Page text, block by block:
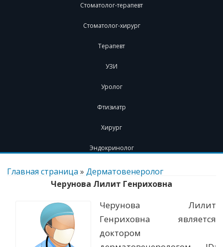
Стоматолог-терапевт
Стоматолог-хирург
Терапевт
УЗИ
Уролог
Фтизиатр
Хирург
Эндокринолог
Перейти
содержимому
Главная страница » Дерматовенеролог
Черунова Лилит Генриховна
Черунова Лилит
Генриховна является
доктором